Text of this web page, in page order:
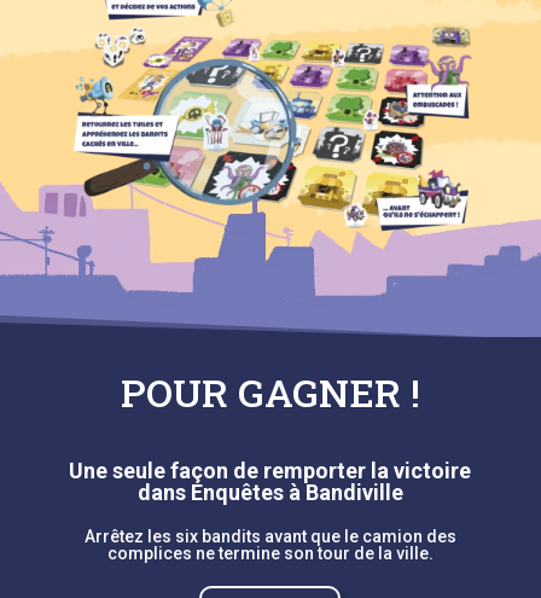
POUR GAGNER !
Une seule façon de remporter la victoire
dans Enquêtes à Bandiville
Arrêtez les six bandits avant que le camion des
complices ne termine son tour de la ville.